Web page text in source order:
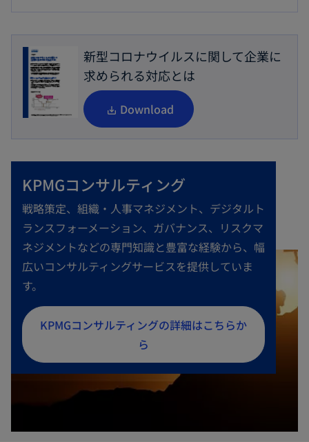
新型コロナウイルスに関して企業に
求められる対応とは
Download
新
し
タ
ブ
で
開
く
KPMGコンサルティング
戦略策定、組織・人事マネジメント、デジタルト
ランスフォーメーション、ガバナンス、リスクマ
ネジメントなどの専門知識と豊富な経験から、幅
広いコンサルティングサービスを提供していま
す。
KPMGコンサルティングの詳細はこちらか
ら
新
し
い